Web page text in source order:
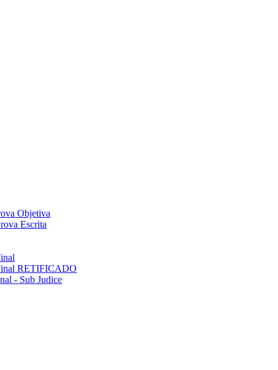
Objetiva
Escrita
RETIFICADO
- Sub Judice